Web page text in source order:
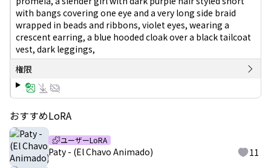
with bangs covering one eye and a very long side braid
wrapped in beads and ribbons, violet eyes, wearing a
crescent earring, a blue hooded cloak over a black tailcoat
vest, dark leggings,
権限
おすすめLoRA
ユーザーLoRA
Paty - (El Chavo Animado) 11